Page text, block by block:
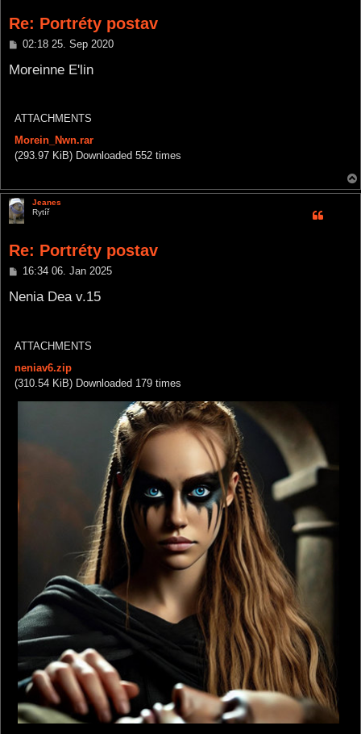
Re: Portréty postav
P
s
02:18 25. Sep 2020
Moreinne E'lin
ATTACHMENTS
Morein_Nwn.rar
(293.97 KiB) Downloaded 552 times
Jeanes
Rytíř
Re: Portréty postav
P
s
16:34 06. Jan 2025
Nenia Dea v.15
ATTACHMENTS
neniav6.zip
(310.54 KiB) Downloaded 179 times